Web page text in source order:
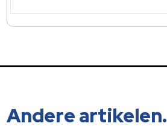
Andere artikelen.